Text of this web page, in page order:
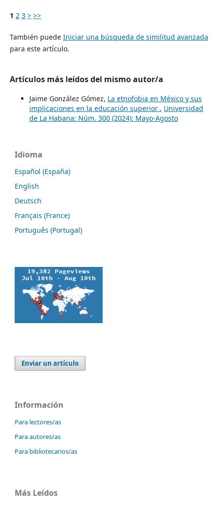
1 2 3 > >>
También puede Iniciar una búsqueda de similitud avanzada
para este artículo.
Artículos más leídos del mismo autor/a
Jaime González Gómez, La etnofobia en México y sus
implicaciones en la educación superior , Universidad
de La Habana: Núm. 300 (2024): Mayo-Agosto
Idioma
Español (España)
English
Deutsch
Français (France)
Português (Portugal)
Enviar un artículo
Información
Para lectores/as
Para autores/as
Para bibliotecarios/as
Más Leídos